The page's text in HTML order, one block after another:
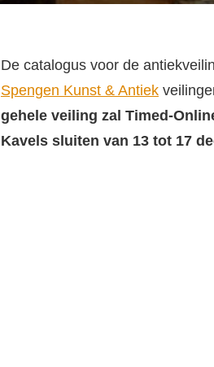
De catalogus voor de
Spengen Kunst & Antiek
gehele veiling zal Timed-
Kavels sluiten van 13 tot 17